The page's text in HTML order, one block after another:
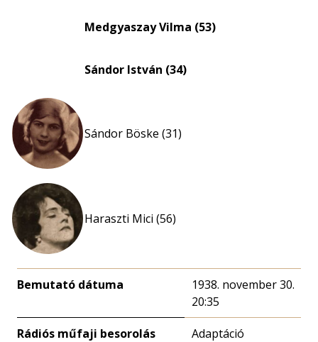
Medgyaszay Vilma (53)
Sándor István (34)
Sándor Böske (31)
Haraszti Mici (56)
Bemutató dátuma
1938. november 30.
20:35
Rádiós műfaji besorolás Adaptáció